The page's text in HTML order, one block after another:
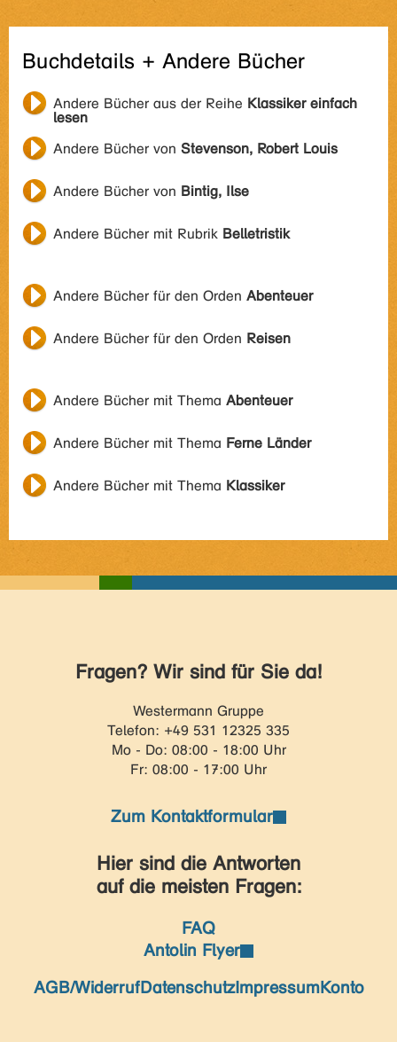
Buchdetails + Andere Bücher
Andere Bücher aus der Reihe Klassiker einfach
lesen
Andere Bücher von Stevenson, Robert Louis
Andere Bücher von Bintig, Ilse
Andere Bücher mit Rubrik Belletristik
Andere Bücher für den Orden Abenteuer
Andere Bücher für den Orden Reisen
Andere Bücher mit Thema Abenteuer
Andere Bücher mit Thema Ferne Länder
Andere Bücher mit Thema Klassiker